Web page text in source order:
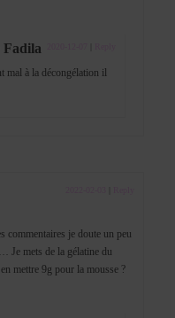
Fadila
mal à la décongélation il
commentaires je doute un peu
Je mets de la gélatine du
mettre 9g pour la mousse ?